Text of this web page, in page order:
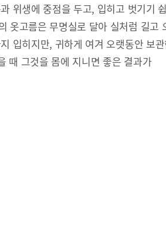
위생에 중점을 두고, 입히고 벗기기
옷고름은 무명실로 달아 실처럼 길고
입히지만, 귀하게 여겨 오랫동안 보
때 그것을 몸에 지니면 좋은 결과가